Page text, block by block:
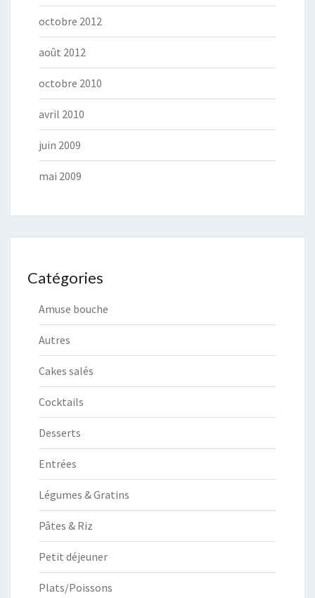
octobre 2012
août 2012
octobre 2010
avril 2010
juin 2009
mai 2009
Catégories
Amuse bouche
Autres
Cakes salés
Cocktails
Desserts
Entrées
Légumes & Gratins
Pâtes & Riz
Petit déjeuner
Plats/Poissons